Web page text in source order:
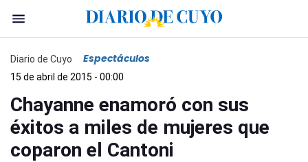
Diario de Cuyo Espectáculos
15 de abril de 2015 - 00:00
Chayanne enamoró con sus
éxitos a miles de mujeres que
coparon el Cantoni